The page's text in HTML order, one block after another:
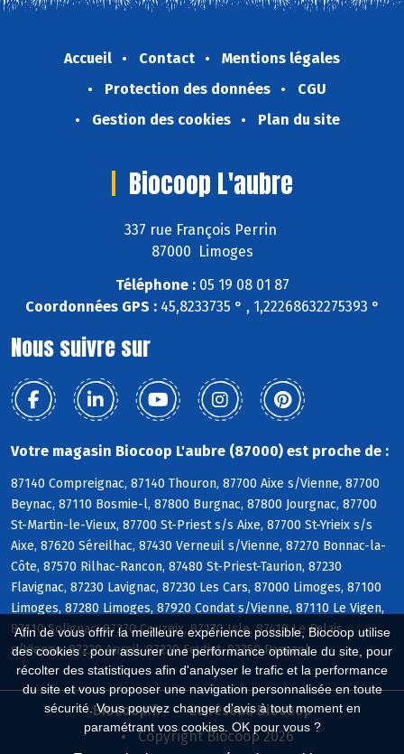
Afin de vous offrir la meilleure expérience possible, Biocoop utilise
des cookies : pour assurer une performance optimale du site, pour
récolter des statistiques afin d'analyser le trafic et la performance
du site et vous proposer une navigation personnalisée en toute
sécurité. Vous pouvez changer d'avis à tout moment en
paramétrant vos cookies. OK pour vous ?
Accueil Contact
Mentions légales
Protection des données
CGU
Gestion des cookies
Plan du site
Biocoop L'aubre
337 rue François Perrin
87000 Limoges
Téléphone :05 19 08 01 87
Coordonnées GPS :45,8233735 ° , 1,22268632275393 °
Nous suivre sur
Votre magasin Biocoop L'aubre (87000) est proche de :
87140 Compreignac, 87140 Thouron, 87700 Aixe s/Vienne, 87700
Beynac, 87110 Bosmie-l, 87800 Burgnac, 87800 Jourgnac, 87700
St-Martin-le-Vieux, 87700 St-Priest s/s Aixe, 87700 St-Yrieix s/s
Aixe, 87620 Séreilhac, 87430 Verneuil s/Vienne, 87270 Bonnac-la-
Côte, 87570 Rilhac-Rancon, 87480 St-Priest-Taurion, 87230
Flavignac, 87230 Lavignac, 87230 Les Cars, 87000 Limoges, 87100
Limoges, 87280 Limoges, 87920 Condat s/Vienne, 87110 Le Vigen,
87110 Solignac, 87270 Couzeix, 87170 Isle, 87410 Le Palais
s/Vienne, 87220 Aureil, 87220 Feytiat, 87350 Panazol
Biocoop.fr
Le réseau Biocoop
Copyright Biocoop 2026